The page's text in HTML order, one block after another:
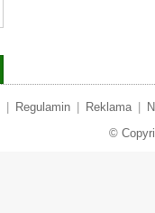
Regulamin Reklama
©